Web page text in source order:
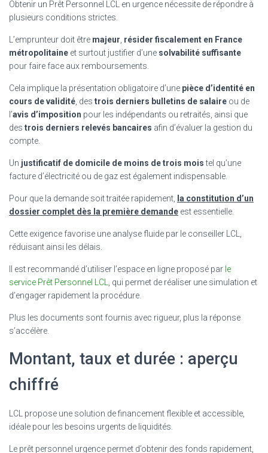
Obtenir un Prêt Personnel LCL en urgence nécessite de répondre à
plusieurs conditions strictes.
L’emprunteur doit être majeur résider fiscalement en France
métropolitaine et surtout justifier d’une solvabilité suffisante
pour faire face aux remboursements.
Cela implique la présentation obligatoire d’une pièce d’identité en
cours de validité , des trois derniers bulletins de salaire ou de
l’avis d’imposition pour les indépendants ou retraités, ainsi que
des trois derniers relevés bancaires afin d’évaluer la gestion du
compte.
Un justificatif de domicile de moins de trois moistel qu’une
facture d’électricité ou de gaz est également indispensable.
Pour que la demande soit traitée rapidement,
la constitution d’un
dossier complet dès la première demande est essentielle.
Cette exigence favorise une analyse fluide par le conseiller LCL,
réduisant ainsi les délais.
Il est recommandé d’utiliser l’espace en ligne proposé par le
service Prêt Personnel LCL
, qui permet de réaliser une simulation et
d’engager rapidement la procédure.
Plus les documents sont fournis avec rigueur, plus la réponse
s’accélère.
Montant, taux et durée : aperçu
chiffré
LCL propose une solution de financement flexible et accessible,
idéale pour les besoins urgents de liquidités.
Le prêt personnel urgence permet d’obtenir des fonds rapidement,